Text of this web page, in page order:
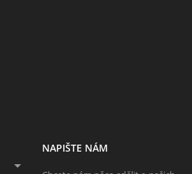
NAPIŠTE NÁM